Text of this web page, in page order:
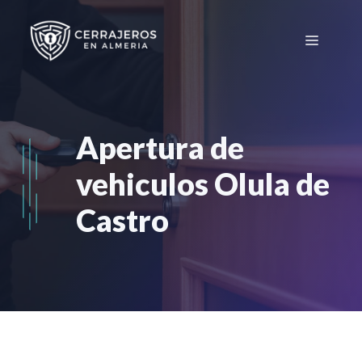
contenido
Menú
Apertura de
vehiculos Olula de
Castro